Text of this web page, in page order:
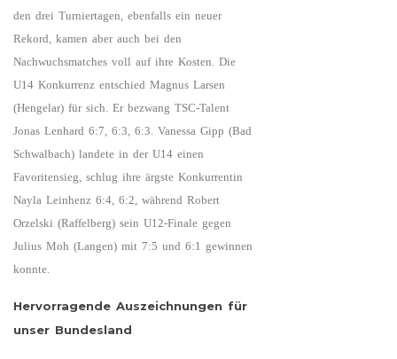
den drei Turniertagen, ebenfalls ein neuer
Rekord, kamen aber auch bei den
Nachwuchsmatches voll auf ihre Kosten. Die
U14 Konkurrenz entschied Magnus Larsen
(Hengelar) für sich. Er bezwang TSC-Talent
Jonas Lenhard 6:7, 6:3, 6:3. Vanessa Gipp (Bad
Schwalbach) landete in der U14 einen
Favoritensieg, schlug ihre ärgste Konkurrentin
Nayla Leinhenz 6:4, 6:2, während Robert
Orzelski (Raffelberg) sein U12-Finale gegen
Julius Moh (Langen) mit 7:5 und 6:1 gewinnen
konnte.
Hervorragende Auszeichnungen für
unser Bundesland